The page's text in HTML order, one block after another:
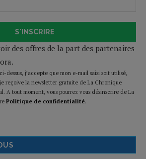
S'INSCRIRE
des offres de la part des partenaires
dessus, j’accepte que mon e-mail saisi soit utilisé,
reçoive la newsletter gratuite de La Chronique
A tout moment, vous pourrez vous désinscrire de La
Politique de confidentialité.